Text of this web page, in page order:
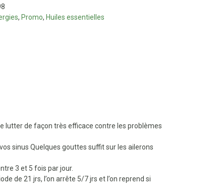
, Promo, Huiles essentielles
lutter de façon très efficace contre les problèmes
sinus Quelques gouttes suffit sur les ailerons
3 et 5 fois par jour.
de 21 jrs, l’on arrête 5/7 jrs et l’on reprend si